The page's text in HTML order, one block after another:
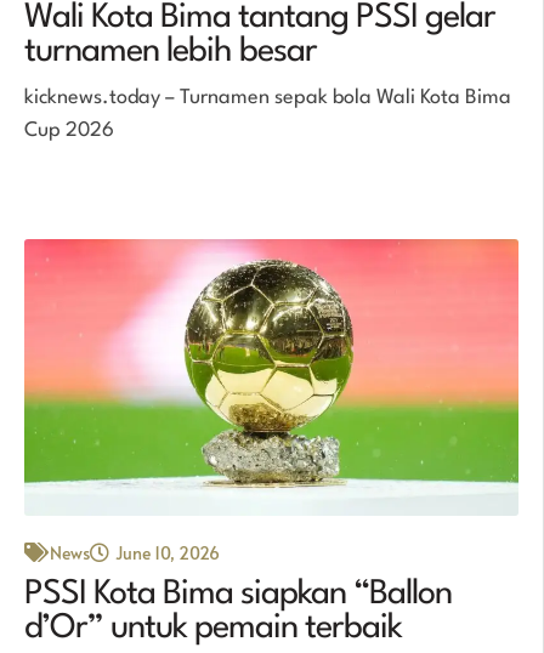
Wali Kota Bima tantang PSSI gelar
turnamen lebih besar
kicknews.today – Turnamen sepak bola Wali Kota Bima
Cup 2026
News June 10, 2026
PSSI Kota Bima siapkan “Ballon
d’Or” untuk pemain terbaik